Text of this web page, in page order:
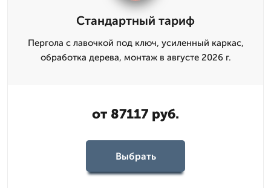
Стандартный тариф
Пергола с лавочкой под ключ, усиленный каркас,
обработка дерева, монтаж в августе 2026 г.
от 87117 руб.
Выбрать